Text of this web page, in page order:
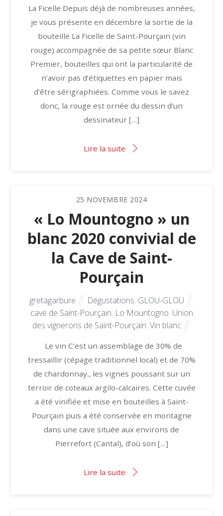
La Ficelle Depuis déjà de nombreuses années,
je vous présente en décembre la sortie de la
bouteille La Ficelle de Saint-Pourçain (vin
rouge) accompagnée de sa petite sœur Blanc
Premier, bouteilles qui ont la particularité de
n’avoir pas d’étiquettes en papier mais
d’être sérigraphiées. Comme vous le savez
donc, la rouge est ornée du dessin d’un
dessinateur […]
Lire la suite
25 NOVEMBRE 2024
« Lo Mountogno » un
blanc 2020 convivial de
la Cave de Saint-
Pourçain
gretagarbure Dégustations, GLOU-GLOU
cave de Saint-Pourçain, Lo Mountogno, Union
des vignerons de Saint-Pourçain,Vin blanc
Le vin C’est un assemblage de 30% de
tressaillir (cépage traditionnel local) et de 70%
de chardonnay., les vignes poussant sur un
terroir de coteaux argilo-calcaires. Cette cuvée
a été vinifiée et mise en bouteilles à Saint-
Pourçain puis a été conservée en montagne
dans une cave située aux environs de
Pierrefort (Cantal), d’où son […]
Lire la suite